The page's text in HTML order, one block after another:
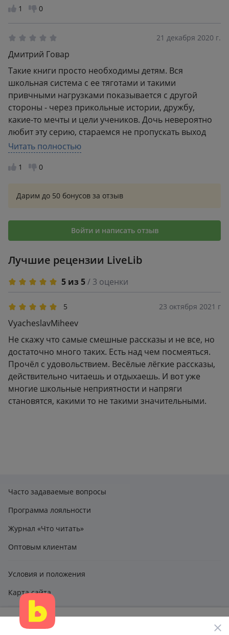
быстро!
1 0
21 декабря 2020 г.
Дмитрий Говар
Такие книги просто необходимы детям. Вся
школьная система с ее тяготами и такими
привчными нагрузками показывается с другой
стороны - через прикольные истории, дружбу,
какие-то мечты и цели учеников. Дочь невероятно
любит эту серию, стараемся не пропускать выход
новых книг. А мне особенно импонирует, что
авторы-классики до сих пор востребованы и
любимы детьми. Рекомендую всем, кому
Читать полностью
1 0
Дарим до 50 бонусов за отзыв
Войти и написать отзыв
Лучшие рецензии LiveLib
5 из 5/ 3 оценки
5 23 октября 2021 г
VyacheslavMiheev
Не скажу что самые смешные рассказы и не все, но
достаточно много таких. Есть над чем посмеяться.
Прочёл с удовольствием. Весёлые лёгкие рассказы,
действительно читаешь и отдыхаешь. И вот уже
многие школьные неприятности и напряги
становятся, какими то не такими значительными.
Часто задаваемые вопросы
Программа лояльности
Журнал «Что читать»
Оптовым клиентам
Условия и положения
Карта сайта
claimbook24@bookcentre.ru
Этот сайт использует файлы cookie и другие технологии,
чтобы помочь вам в навигации, а также предоставить